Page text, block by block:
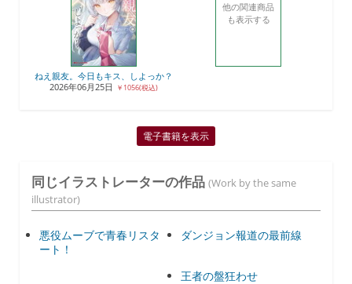
ねえ親友。今日もキス、しよっか？
2026年06月25日
￥1056(税込)
他の関連商品
も表示する
電子書籍を表示
同じイラストレーターの作品 (Work by the same
illustrator)
悪役ムーブで青春リスタ
ート！
ダンジョン報道の最前線
王者の盤狂わせ